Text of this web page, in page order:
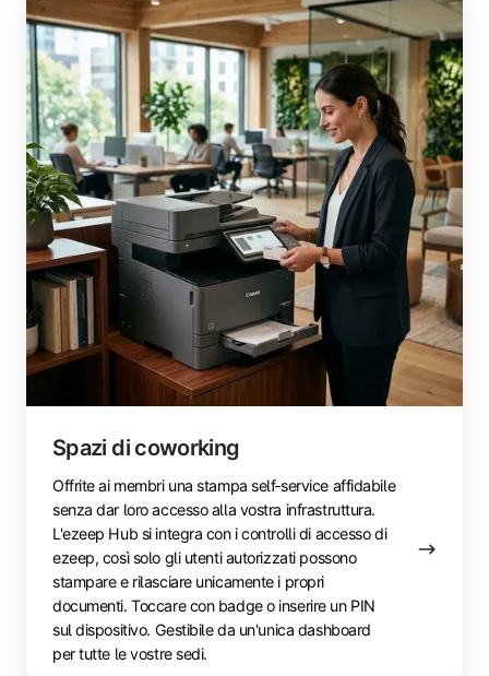
Spazi di coworking
Offrite ai membri una stampa self‑service affidabile
senza dar loro accesso alla vostra infrastruttura.
L'ezeep Hub si integra con i controlli di accesso di
ezeep, così solo gli utenti autorizzati possono
stampare e rilasciare unicamente i propri
documenti. Toccare con badge o inserire un PIN
sul dispositivo. Gestibile da un'unica dashboard
per tutte le vostre sedi.
di
coworking